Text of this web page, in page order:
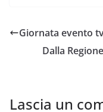
Giornata evento
Dalla
Lascia un